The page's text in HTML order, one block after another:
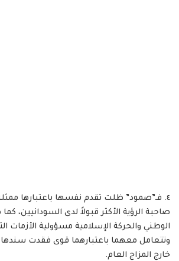
٤. فـ”صمود” ظلت تقدم نفسها باعتبارها
صاحبة الرؤية الأكثر قبولاً لدى السودانيين،
الوطني والحركة الإسلامية مسؤولية الأزمات
وتتعامل معهما باعتبارهما قوى فقدت
خارج المزاج العام.